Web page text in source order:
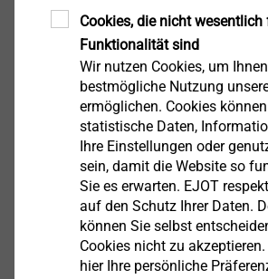
gegen unbefugte Zugriffe durch
Mitarbeiter zu treffen.
Bei Zuwiderhandlung machen Sie
schadensersatzpflichtig. EJOT wird
Möglichkeiten einer Ahndung
Informationen bleiben Eigentum der
Mit der hier eröffneten
Einschränkung und keine
Schutzrechte verbunden.
Mit freundlichen Grüßen
Cookies, die nicht wesentlich
Funktionalität sind
Wir nutzen Cookies, um
bestmögliche Nutzung
ermöglichen. Cookies
statistische Daten,
Ihre Einstellungen oder
sein, damit die Website so
Sie es erwarten. EJOT
auf den Schutz Ihrer Daten.
können Sie selbst
Cookies nicht zu
hier Ihre persönliche